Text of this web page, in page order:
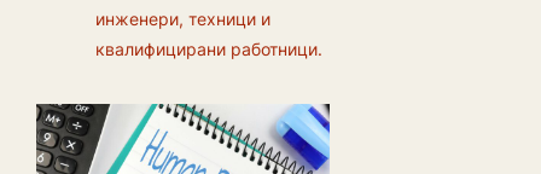
инженери, техници и
квалифицирани работници.